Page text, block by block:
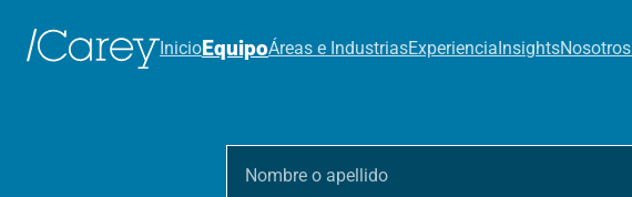
InicioEquipoÁreas e IndustriasExperiencia InsightsNosotros